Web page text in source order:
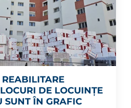
DE LOCUINȚE
SUNT ÎN GRAFIC